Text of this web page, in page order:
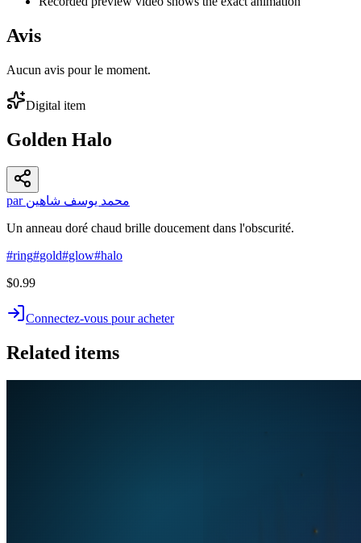
Avis
Aucun avis pour le moment.
Digital item
Golden Halo
par محمد يوسف شاهين
Un anneau doré chaud brille doucement dans l'obscurité.
#ring#gold#glow#halo
$0.99
Connectez-vous pour acheter
Related items